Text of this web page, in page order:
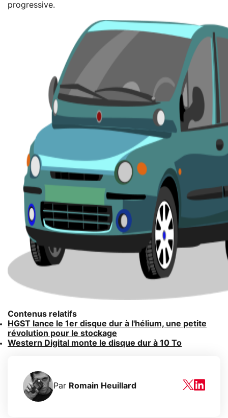
progressive.
Contenus relatifs
HGST lance le 1er disque dur à l'hélium, une petite
révolution pour le stockage
Western Digital monte le disque dur à 10 To
Par Romain Heuillard